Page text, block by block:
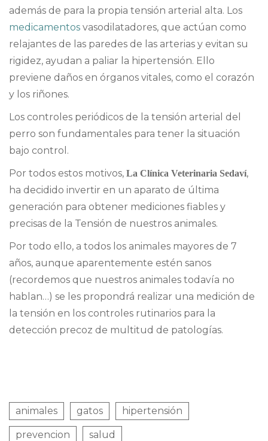
además de para la propia tensión arterial alta. Los
medicamentos vasodilatadores, que actúan como
relajantes de las paredes de las arterias y evitan su
rigidez, ayudan a paliar la hipertensión. Ello
previene daños en órganos vitales, como el corazón
y los riñones.
Los controles periódicos de la tensión arterial del
perro son fundamentales para tener la situación
bajo control.
Por todos estos motivos, La Clínica Veterinaria Sedaví,
ha decidido invertir en un aparato de última
generación para obtener mediciones fiables y
precisas de la Tensión de nuestros animales.
Por todo ello, a todos los animales mayores de 7
años, aunque aparentemente estén sanos
(recordemos que nuestros animales todavía no
hablan…) se les propondrá realizar una medición de
la tensión en los controles rutinarios para la
detección precoz de multitud de patologías.
animales gatos hipertensión
prevencion salud